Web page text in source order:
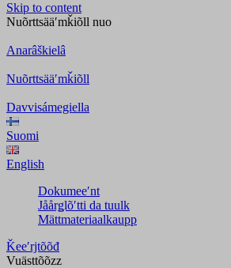
Skip to content
Nuõrttsääʹmǩiõll nuo
Anarâškielâ
Nuõrttsääʹmǩiõll
Davvisámegiella
Suomi
English
Dokumeeʹnt
Jåårǥlõʹtti da tuulk
Mättmateriaalkaupp
Ǩeeʹrjtõõđ
Vuästtõõzz